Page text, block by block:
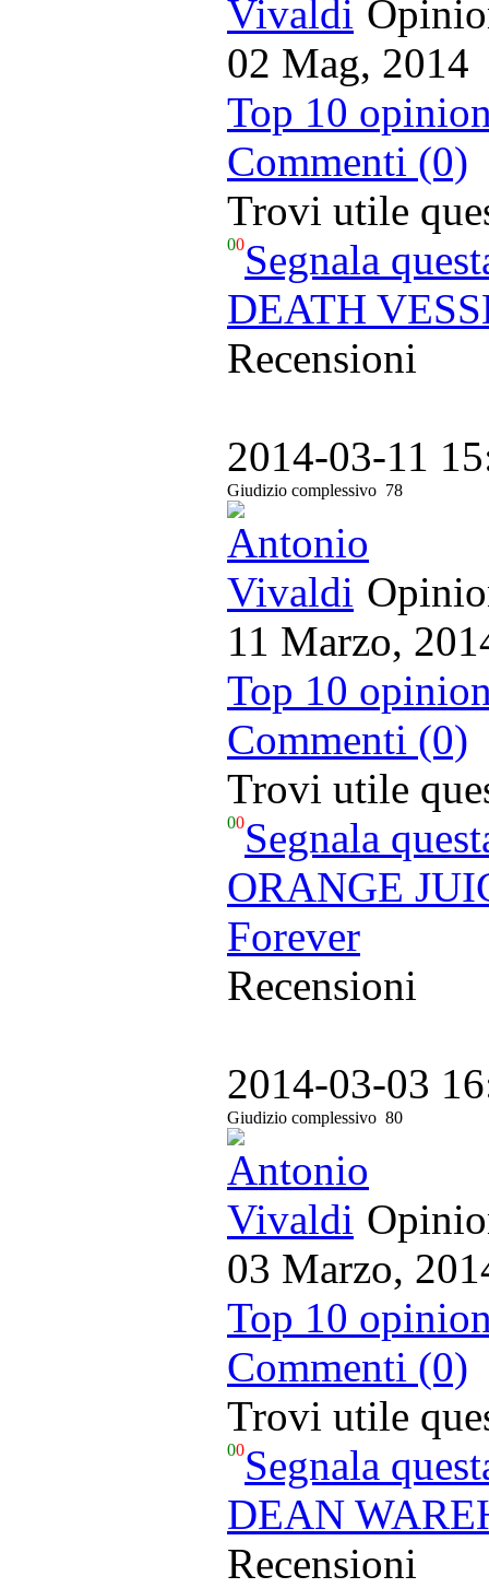
02 Mag, 2014
Top 10
Commenti (0)
Trovi utile
00Segnala
DEATH
Recensioni
2014-03-11
Giudizio complessivo 78
11 Marzo,
Top 10
Commenti (0)
Trovi utile
00Segnala
ORANGE
Forever
Recensioni
2014-03-03
Giudizio complessivo 80
03 Marzo,
Top 10
Commenti (0)
Trovi utile
00Segnala
DEAN
Recensioni